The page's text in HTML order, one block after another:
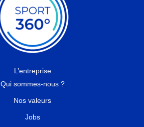
L’entreprise
Qui sommes-nous ?
Nos valeurs
Jobs